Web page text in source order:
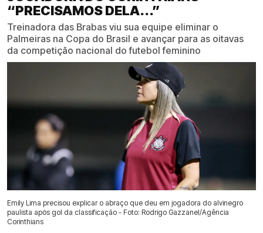
“PRECISAMOS DELA...”
Treinadora das Brabas viu sua equipe eliminar o
Palmeiras na Copa do Brasil e avançar para as oitavas
da competição nacional do futebol feminino
Emily Lima precisou explicar o abraço que deu em jogadora do alvinegro
paulista após gol da classificação - Foto: Rodrigo Gazzanel/Agência
Corinthians